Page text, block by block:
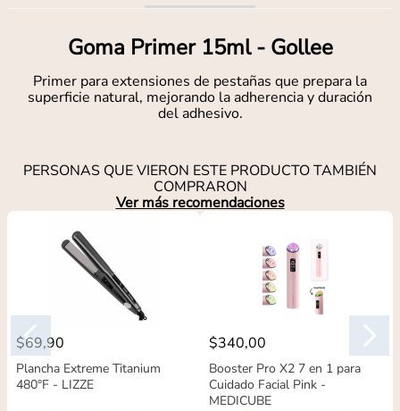
Goma Primer 15ml - Gollee
Primer para extensiones de pestañas que prepara la
superficie natural, mejorando la adherencia y duración
del adhesivo.
PERSONAS QUE VIERON ESTE PRODUCTO TAMBIÉN
COMPRARON
Ver más recomendaciones
$69,90
Plancha Extreme Titanium
480°F - LIZZE
$340,00
Booster Pro X2 7 en 1 para
Cuidado Facial Pink -
MEDICUBE